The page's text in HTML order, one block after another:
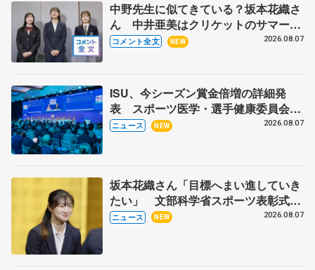
中野先生に似てきている？坂本花織さ
ん 中井亜美はクリケットのサマーキ
ャンプに 島田麻央はたくさん試合に
コメント全文 NEW 2026.08.07
ISU、今シーズン賞金倍増の詳細発
表 スポーツ医学・選手健康委員会メ
ンバーには土肥美智子氏
ニュース NEW 2026.08.07
坂本花織さん「目標へまい進していき
たい」 文部科学省スポーツ表彰式で
代表謝辞
ニュース NEW 2026.08.07